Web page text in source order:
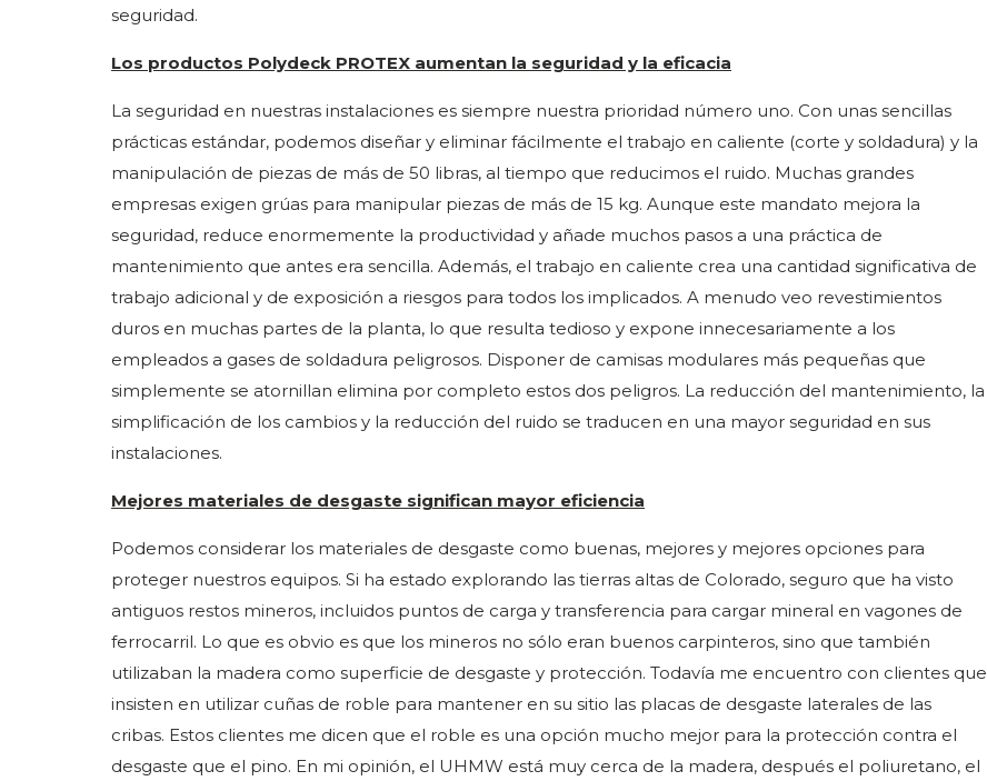
seguridad.
Los productos Polydeck PROTEX aumentan la seguridad y la eficacia
La seguridad en nuestras instalaciones es siempre nuestra prioridad número uno. Con unas sencillas
prácticas estándar, podemos diseñar y eliminar fácilmente el trabajo en caliente (corte y soldadura) y la
manipulación de piezas de más de 50 libras, al tiempo que reducimos el ruido. Muchas grandes
empresas exigen grúas para manipular piezas de más de 15 kg. Aunque este mandato mejora la
seguridad, reduce enormemente la productividad y añade muchos pasos a una práctica de
mantenimiento que antes era sencilla. Además, el trabajo en caliente crea una cantidad significativa de
trabajo adicional y de exposición a riesgos para todos los implicados. A menudo veo revestimientos
duros en muchas partes de la planta, lo que resulta tedioso y expone innecesariamente a los
empleados a gases de soldadura peligrosos. Disponer de camisas modulares más pequeñas que
simplemente se atornillan elimina por completo estos dos peligros. La reducción del mantenimiento, la
simplificación de los cambios y la reducción del ruido se traducen en una mayor seguridad en sus
instalaciones.
Mejores materiales de desgaste significan mayor eficiencia
Podemos considerar los materiales de desgaste como buenas, mejores y mejores opciones para
proteger nuestros equipos. Si ha estado explorando las tierras altas de Colorado, seguro que ha visto
antiguos restos mineros, incluidos puntos de carga y transferencia para cargar mineral en vagones de
ferrocarril. Lo que es obvio es que los mineros no sólo eran buenos carpinteros, sino que también
utilizaban la madera como superficie de desgaste y protección. Todavía me encuentro con clientes que
insisten en utilizar cuñas de roble para mantener en su sitio las placas de desgaste laterales de las
cribas. Estos clientes me dicen que el roble es una opción mucho mejor para la protección contra el
desgaste que el pino. En mi opinión, el UHMW está muy cerca de la madera, después el poliuretano, el